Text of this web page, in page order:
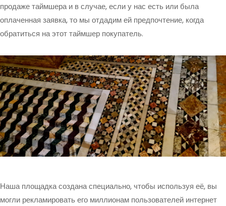
продаже таймшера и в случае, если у нас есть или была
оплаченная заявка, то мы отдадим ей предпочтение, когда
обратиться на этот таймшер покупатель.
Наша площадка создана специально, чтобы используя её, вы
могли рекламировать его миллионам пользователей интернет